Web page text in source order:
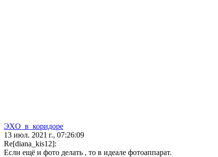
ЭXO_в_коpидоре
13 июл. 2021 г., 07:26:09
Re[diana_kis12]:
Если ещё и фото делать , то в идеале фотоаппарат.